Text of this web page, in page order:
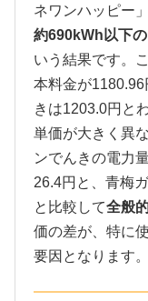
ネワンハッピー
約690kWh以下
いう結果です。
本料金が
きは1203.0円と
単価が大きく異
ンでんきの電力
26.4円と、青梅
と比較して全般
価の差が、特に
要因となります。